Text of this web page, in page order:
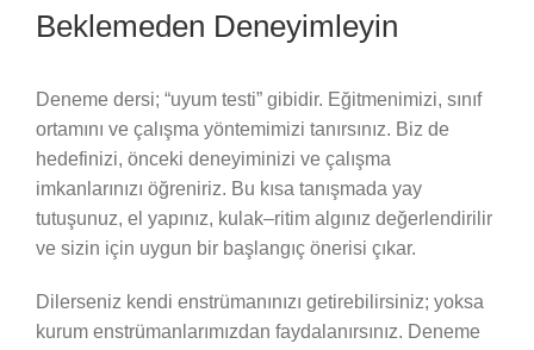
Beklemeden Deneyimleyin
Deneme dersi; “uyum testi” gibidir. Eğitmenimizi, sınıf
ortamını ve çalışma yöntemimizi tanırsınız. Biz de
hedefinizi, önceki deneyiminizi ve çalışma
imkanlarınızı öğreniriz. Bu kısa tanışmada yay
tutuşunuz, el yapınız, kulak–ritim algınız değerlendirilir
ve sizin için uygun bir başlangıç önerisi çıkar.
Dilerseniz kendi enstrümanınızı getirebilirsiniz; yoksa
kurum enstrümanlarımızdan faydalanırsınız. Deneme